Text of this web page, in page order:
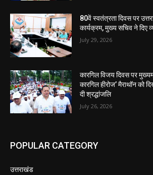
80वें स्वतंत्रता दिवस पर
कार्यक्रम, मुख्य सचिव ने दिए
July 29, 2026
कारगिल विजय दिवस पर
कारगिल हीरोज’ मैराथॉन को
दी श्रद्धांजलि
July 26, 2026
POPULAR CATEGORY
उत्तराखंड